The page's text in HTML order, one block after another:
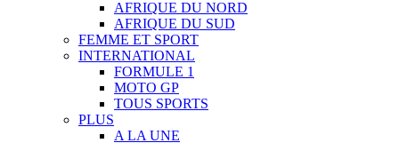
AFRIQUE DU NORD
AFRIQUE DU SUD
FEMME ET SPORT
INTERNATIONAL
FORMULE 1
MOTO GP
TOUS SPORTS
PLUS
A LA UNE